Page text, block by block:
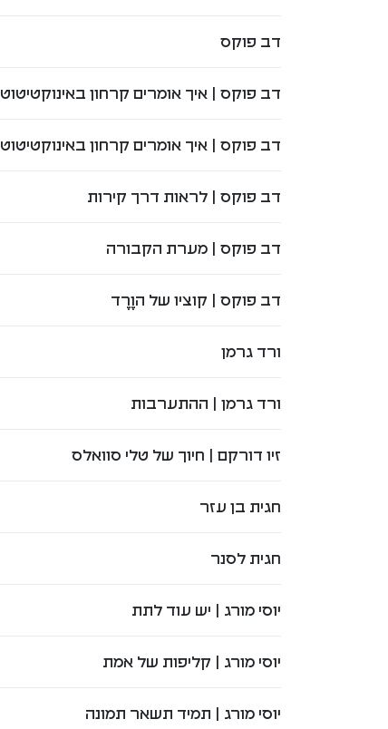
דב פוקס
דב פוקס | איך אומרים קרחון באינוקטיטוט
דב פוקס | איך אומרים קרחון באינוקטיטוט
דב פוקס | לראות דרך קירות
דב פוקס | מערת הקבורה
דב פוקס | קוציו של הוֶרֶד
ורד גרמן
ורד גרמן | ההתערבות
זיו דורקם | חיוך של טלי סוואלס
חגית בן עזר
חגית לסנר
יוסי מורג | יש עוד לתת
יוסי מורג | קליפות של אמת
יוסי מורג | תמיד תשאר תמונה